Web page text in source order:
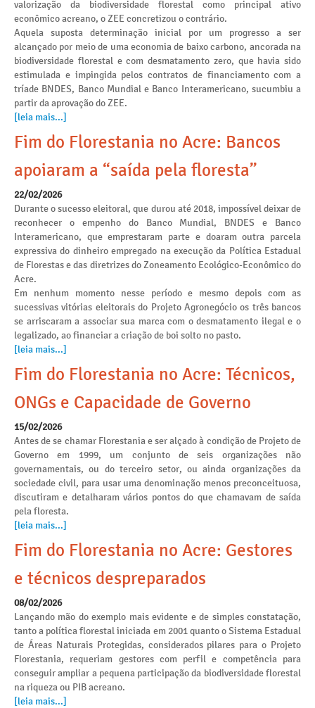
valorização da biodiversidade florestal como principal ativo
econômico acreano, o ZEE concretizou o contrário.
Aquela suposta determinação inicial por um progresso a ser
alcançado por meio de uma economia de baixo carbono, ancorada na
biodiversidade florestal e com desmatamento zero, que havia sido
estimulada e impingida pelos contratos de financiamento com a
tríade BNDES, Banco Mundial e Banco Interamericano, sucumbiu a
partir da aprovação do ZEE.
[leia mais...]
Fim do Florestania no Acre: Bancos
apoiaram a “saída pela floresta”
22/02/2026
Durante o sucesso eleitoral, que durou até 2018, impossível deixar de
reconhecer o empenho do Banco Mundial, BNDES e Banco
Interamericano, que emprestaram parte e doaram outra parcela
expressiva do dinheiro empregado na execução da Política Estadual
de Florestas e das diretrizes do Zoneamento Ecológico-Econômico do
Acre.
Em nenhum momento nesse período e mesmo depois com as
sucessivas vitórias eleitorais do Projeto Agronegócio os três bancos
se arriscaram a associar sua marca com o desmatamento ilegal e o
legalizado, ao financiar a criação de boi solto no pasto.
[leia mais...]
Fim do Florestania no Acre: Técnicos,
ONGs e Capacidade de Governo
15/02/2026
Antes de se chamar Florestania e ser alçado à condição de Projeto de
Governo em 1999, um conjunto de seis organizações não
governamentais, ou do terceiro setor, ou ainda organizações da
sociedade civil, para usar uma denominação menos preconceituosa,
discutiram e detalharam vários pontos do que chamavam de saída
pela floresta.
[leia mais...]
Fim do Florestania no Acre: Gestores
e técnicos despreparados
08/02/2026
Lançando mão do exemplo mais evidente e de simples constatação,
tanto a política florestal iniciada em 2001 quanto o Sistema Estadual
de Áreas Naturais Protegidas, considerados pilares para o Projeto
Florestania, requeriam gestores com perfil e competência para
conseguir ampliar a pequena participação da biodiversidade florestal
na riqueza ou PIB acreano.
[leia mais...]